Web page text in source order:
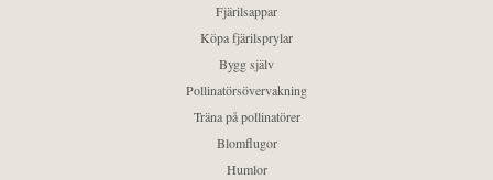
Fjärilsappar
Köpa fjärilsprylar
Bygg själv
Pollinatörsövervakning
Träna på pollinatörer
Blomflugor
Humlor